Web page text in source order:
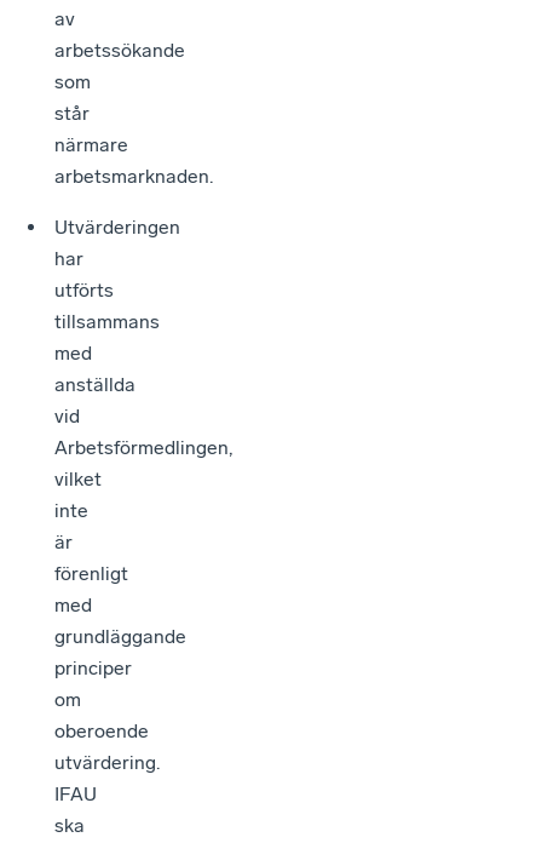
av
arbetssökande
som
står
närmare
arbetsmarknaden.
Utvärderingen
har
utförts
tillsammans
med
anställda
vid
Arbetsförmedlingen,
vilket
inte
är
förenligt
med
grundläggande
principer
om
oberoende
utvärdering.
IFAU
ska